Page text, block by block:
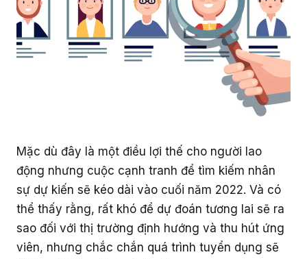
Mặc dù đây là một điều lợi thế cho người lao
động nhưng cuộc cạnh tranh để tìm kiếm nhân
sự dự kiến sẽ kéo dài vào cuối năm 2022. Và có
thể thấy rằng, rất khó để dự đoán tương lai sẽ ra
sao đối với thị trường định hướng và thu hút ứng
viên, nhưng chắc chắn quá trình tuyển dụng sẽ